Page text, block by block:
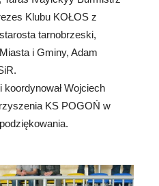
Klubu KOŁOS z
tarnobrzeski,
i Gminy, Adam
koordynował Wojciech
KS POGOŃ w